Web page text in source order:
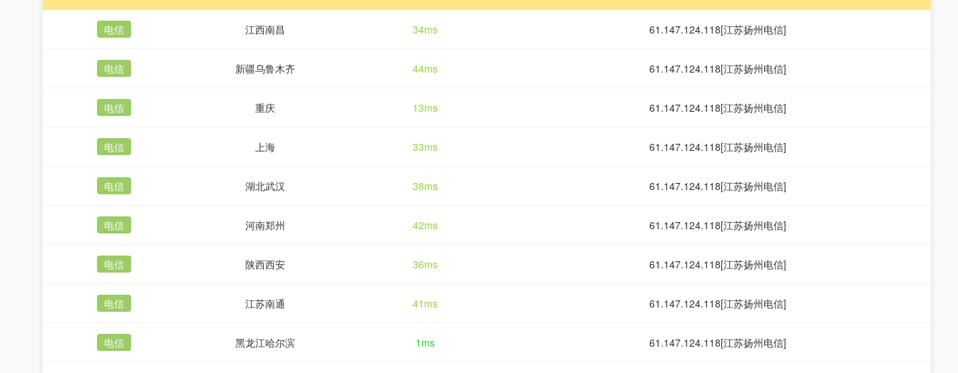
电信 江西南昌 34ms 61.147.124.118[江苏扬州电信]
电信 新疆乌鲁木齐 44ms 61.147.124.118[江苏扬州电信]
电信 重庆 13ms 61.147.124.118[江苏扬州电信]
电信 上海 33ms 61.147.124.118[江苏扬州电信]
电信 湖北武汉 38ms 61.147.124.118[江苏扬州电信]
电信 河南郑州 42ms 61.147.124.118[江苏扬州电信]
电信 陕西西安 36ms 61.147.124.118[江苏扬州电信]
电信 江苏南通 41ms 61.147.124.118[江苏扬州电信]
电信 黑龙江哈尔滨 1ms 61.147.124.118[江苏扬州电信]